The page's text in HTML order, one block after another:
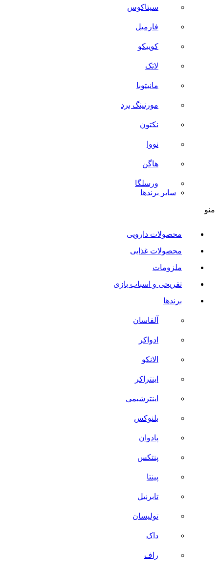
سیتاکوس
فارمیل
کوییکو
لاتک
مانیتوبا
مورنینگ برد
نکتون
نووا
هاگن
ورسلگا
سایر برند‌ها
منو
محصولات دارویی
محصولات غذایی
ملزومات
تفریحی و اسباب بازی
برندها
آلفاسان
ادواکر
الانکو
اینتراکر
اینترشیمی
بلنوکس
پادوان
پنتکس
پینتا
تابرنیل
تولیسان
داک
راف